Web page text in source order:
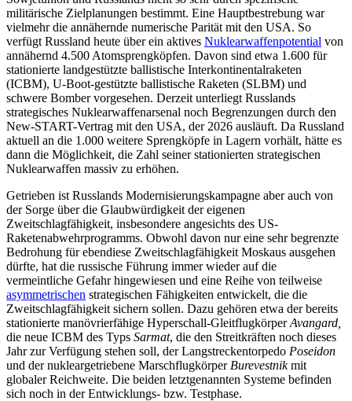
militärische Ziel­planungen bestimmt. Eine Hauptbestre­bung war
vielmehr die annähernde numeri­sche Parität mit den USA. So
verfügt Russ­land heute über ein aktives Nuklearwaffenpotential von
annähernd 4.500 Atomspreng­köpfen. Davon sind etwa 1.600 für
statio­nierte landgestützte ballistische Interkonti­nentalraketen
(ICBM), U‑Boot-gestützte bal­listische Raketen (SLBM) und
schwere Bom­ber vorgesehen. Derzeit unterliegt Russ­lands
strategisches Nuklearwaffenarsenal noch Begrenzungen durch den
New-START-Vertrag mit den USA, der 2026 ausläuft. Da Russland
aktuell an die 1.000 weitere Sprengköpfe in Lagern vorhält, hätte es
dann die Möglichkeit, die Zahl seiner statio­nierten strategischen
Nuklearwaffen massiv zu erhöhen.
Getrieben ist Russlands Modernisierungs­kampagne aber auch von
der Sorge über die Glaubwürdigkeit der eigenen
Zweitschlagfähigkeit, insbesondere angesichts des US-
Raketenabwehrprogramms. Obwohl davon nur eine sehr begrenzte
Bedrohung für eben­diese Zweitschlagfähigkeit Moskaus aus­gehen
dürfte, hat die russische Führung immer wieder auf die
vermeintliche Gefahr hingewiesen und eine Reihe von teilweise
asymmetrischen strategischen Fähigkeiten entwickelt, die die
Zweitschlagfähigkeit sichern sollen. Dazu gehören etwa der be­reits
stationierte manövrierfähige Hyperschall-GleitflugkörperAvangard
die neue ICBM des Typs Sarmat, die den Streitkräften noch dieses
Jahr zur Verfügung stehen soll, der Lang­streckentorpedo Poseidon
und der nukleargetriebene Marschflugkörper Bure­vestnikmit
globaler Reichweite. Die beiden letztgenannten Systeme befinden
sich noch in der Entwicklungs- bzw. Testphase.